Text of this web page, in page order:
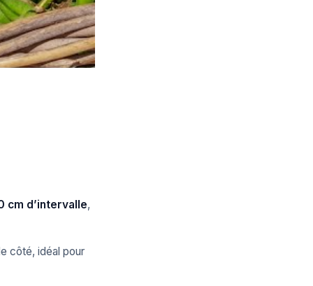
cm d’intervalle,
côté, idéal pour